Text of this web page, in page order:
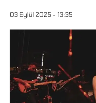
03 Eylül 2025 - 13:35